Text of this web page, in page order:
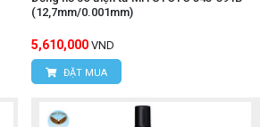
(12,7mm/0.001mm)
5,610,000 VND
ĐẶT MUA